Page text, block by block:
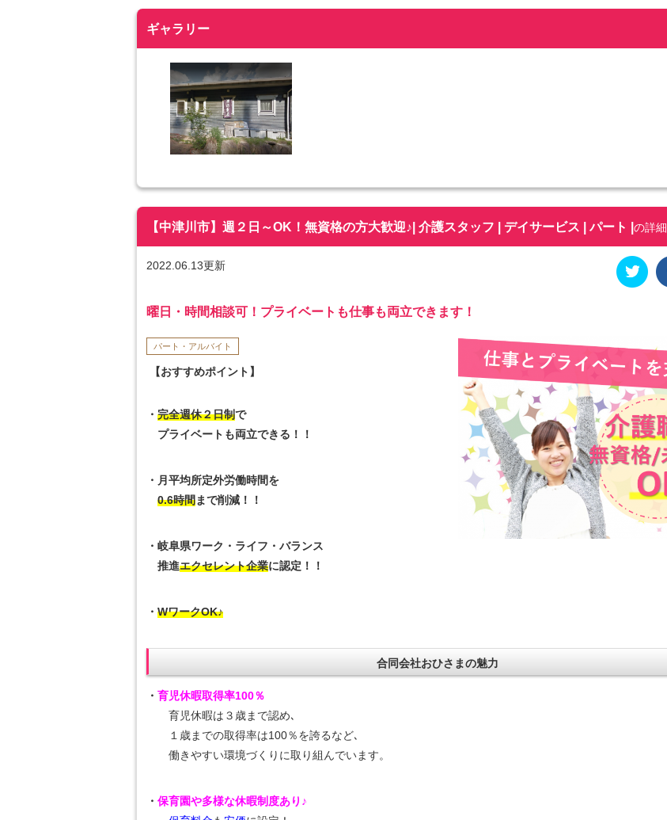
ギャラリー
【中津川市】週２日～OK！無資格の方大歓迎♪| 介護スタッフ | デイサービス | パート | の詳細
2022.06.13更新
曜日・時間相談可！プライベートも仕事も両立できます！
パート・アルバイト
【おすすめポイント】
・ 完全週休２日制で
プライベートも両立できる！！
・月平均所定外労働時間を
0.6時間まで削減！！
・岐阜県ワーク・ライフ・バランス
推進エクセレント企業に認定！！
・ WワークOK♪
合同会社おひさまの魅力
・ 育児休暇取得率100％
育児休暇は３歳まで認め､
１歳までの取得率は100％を誇るなど､
働きやすい環境づくりに取り組んでいます。
・ 保育園や多様な休暇制度あり♪